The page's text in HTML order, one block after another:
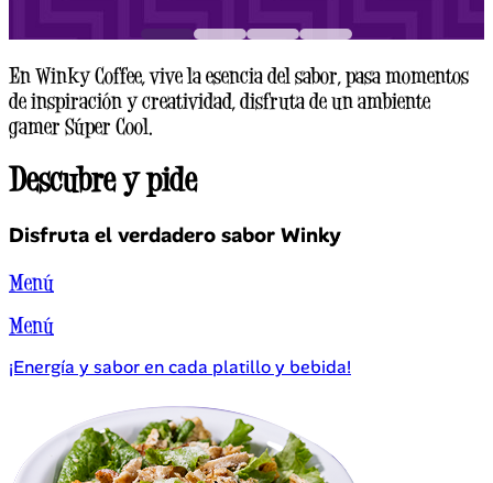
En Winky Coffee, vive la esencia del sabor, pasa momentos
de inspiración y creatividad, disfruta de un ambiente
gamer Súper Cool.
Descubre ypide
Disfruta el verdadero sabor Winky
Menú
Menú
¡Energía y saboren cada platillo y bebida!